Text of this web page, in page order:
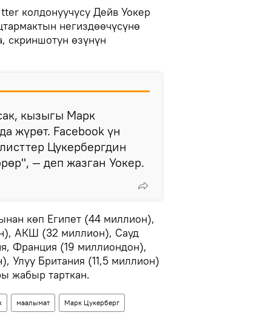
колдонуучусу Дейв Уокер
негиздөөчүсүнө
скриншотун өзүнүн
кызыгы Марк
жүрөт. Facebook үн
Цукербергдин
— деп жазган Уокер.
көп Египет (44 миллион),
АКШ (32 миллион), Сауд
Франция (19 миллиондон),
Улуу Британия (11,5 миллион)
жабыр тарткан.
маалымат Марк Цукерберг